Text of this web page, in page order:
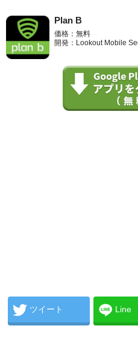
Plan B
価格：無料
開発：Lookout Mobile
ツイート Line